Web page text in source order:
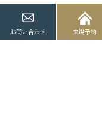
お問い合わせ 来場予約